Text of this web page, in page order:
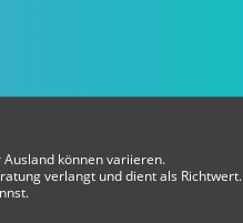
können variieren.
verlangt und dient als Richtwert.